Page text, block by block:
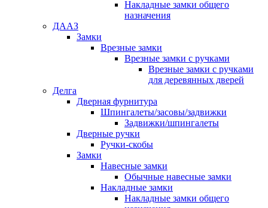
Накладные замки общего
назначения
ДААЗ
Замки
Врезные замки
Врезные замки с ручками
Врезные замки с ручками
для деревянных дверей
Делга
Дверная фурнитура
Шпингалеты/засовы/задвижки
Задвижки/шпингалеты
Дверные ручки
Ручки-скобы
Замки
Навесные замки
Обычные навесные замки
Накладные замки
Накладные замки общего